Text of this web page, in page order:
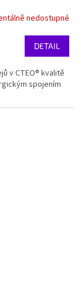
nedostupné
DETAIL
v CTEO® kvalitě
spojením